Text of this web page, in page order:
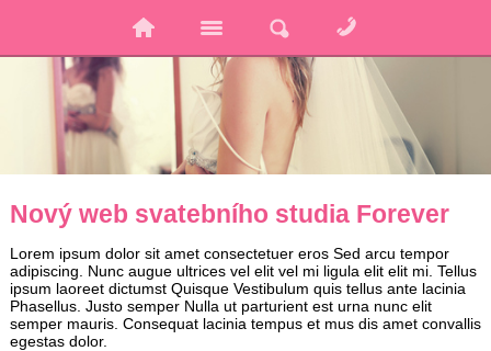
Nový web svatebního studia Forever
Lorem ipsum dolor sit amet consectetuer eros Sed arcu tempor
adipiscing. Nunc augue ultrices vel elit vel mi ligula elit elit mi. Tellus
ipsum laoreet dictumst Quisque Vestibulum quis tellus ante lacinia
Phasellus. Justo semper Nulla ut parturient est urna nunc elit
semper mauris. Consequat lacinia tempus et mus dis amet convallis
egestas dolor.